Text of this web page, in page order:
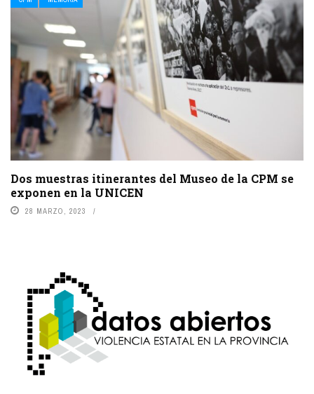
Dos muestras itinerantes del Museo de la CPM se
exponen en la UNICEN
28 MARZO, 2023